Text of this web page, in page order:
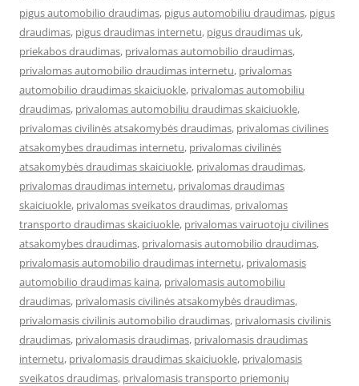
pigus automobilio draudimas, pigus automobiliu draudimas, pigus
draudimas, pigus draudimas internetu, pigus draudimas uk,
priekabos draudimas, privalomas automobilio draudimas,
privalomas automobilio draudimas internetu, privalomas
automobilio draudimas skaiciuokle, privalomas automobiliu
draudimas, privalomas automobiliu draudimas skaiciuokle,
privalomas civilinės atsakomybės draudimas, privalomas civilines
atsakomybes draudimas internetu, privalomas civilinės
atsakomybės draudimas skaiciuokle, privalomas draudimas,
privalomas draudimas internetu, privalomas draudimas
skaiciuokle, privalomas sveikatos draudimas, privalomas
transporto draudimas skaiciuokle, privalomas vairuotoju civilines
atsakomybes draudimas, privalomasis automobilio draudimas,
privalomasis automobilio draudimas internetu, privalomasis
automobilio draudimas kaina, privalomasis automobiliu
draudimas, privalomasis civilinės atsakomybės draudimas,
privalomasis civilinis automobilio draudimas, privalomasis civilinis
draudimas, privalomasis draudimas, privalomasis draudimas
internetu, privalomasis draudimas skaiciuokle, privalomasis
sveikatos draudimas, privalomasis transporto priemonių